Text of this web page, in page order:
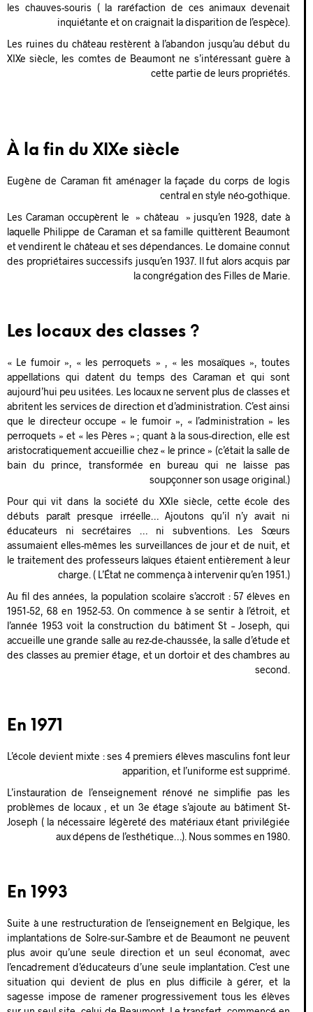
les chauves-souris ( la raréfaction de ces animaux devenait
inquiétante et on craignait la disparition de l’espèce).
Les ruines du château restèrent à l’abandon jusqu’au début du
XIXe siècle, les comtes de Beaumont ne s’intéressant guère à
cette partie de leurs propriétés.
À la fin du XIXe siècle
Eugène de Caraman fit aménager la façade du corps de logis
central en style néo-gothique.
Les Caraman occupèrent le » château » jusqu’en 1928, date à
laquelle Philippe de Caraman et sa famille quittèrent Beaumont
et vendirent le château et ses dépendances. Le domaine connut
des propriétaires successifs jusqu’en 1937. Il fut alors acquis par
la congrégation des Filles de Marie.
Les locaux des classes ?
« Le fumoir », « les perroquets » , « les mosaïques », toutes
appellations qui datent du temps des Caraman et qui sont
aujourd’hui peu usitées. Les locaux ne servent plus de classes et
abritent les services de direction et d’administration. C’est ainsi
que le directeur occupe « le fumoir », « l’administration » les
perroquets » et « les Pères » ; quant à la sous-direction, elle est
aristocratiquement accueillie chez « le prince » (c’était la salle de
bain du prince, transformée en bureau qui ne laisse pas
soupçonner son usage original.)
Pour qui vit dans la société du XXIe siècle, cette école des
débuts paraît presque irréelle… Ajoutons qu’il n’y avait ni
éducateurs ni secrétaires … ni subventions. Les Sœurs
assumaient elles-mêmes les surveillances de jour et de nuit, et
le traitement des professeurs laïques étaient entièrement à leur
charge. ( L’État ne commença à intervenir qu’en 1951.)
Au fil des années, la population scolaire s’accroît : 57 élèves en
1951-52, 68 en 1952-53. On commence à se sentir à l’étroit, et
l’année 1953 voit la construction du bâtiment St – Joseph, qui
accueille une grande salle au rez-de-chaussée, la salle d’étude et
des classes au premier étage, et un dortoir et des chambres au
second.
En 1971
L’école devient mixte : ses 4 premiers élèves masculins font leur
apparition, et l’uniforme est supprimé.
L’instauration de l’enseignement rénové ne simplifie pas les
problèmes de locaux , et un 3e étage s’ajoute au bâtiment St-
Joseph ( la nécessaire légèreté des matériaux étant privilégiée
aux dépens de l’esthétique…). Nous sommes en 1980.
En 1993
Suite à une restructuration de l’enseignement en Belgique, les
implantations de Solre-sur-Sambre et de Beaumont ne peuvent
plus avoir qu’une seule direction et un seul économat, avec
l’encadrement d’éducateurs d’une seule implantation. C’est une
situation qui devient de plus en plus difficile à gérer, et la
sagesse impose de ramener progressivement tous les élèves